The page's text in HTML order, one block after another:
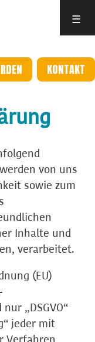
☰
KONTAKT
von uns
sowie zum
Inhalte und
verarbeitet.
(EU)
„DSGVO“
jeder mit